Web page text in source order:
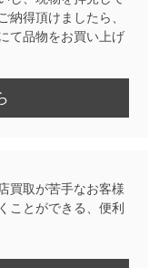
納得頂けましたら、
て品物をお買い上げ
買取が苦手なお客様
ことができる、便利